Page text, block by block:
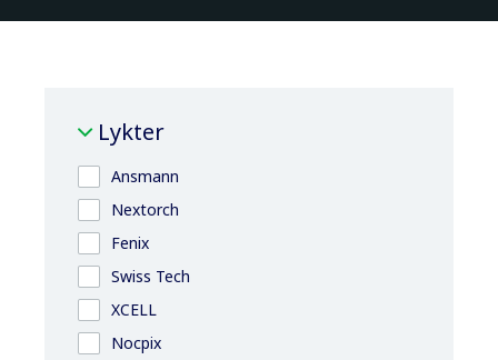
Lykter
Ansmann
Nextorch
Fenix
Swiss Tech
XCELL
Nocpix